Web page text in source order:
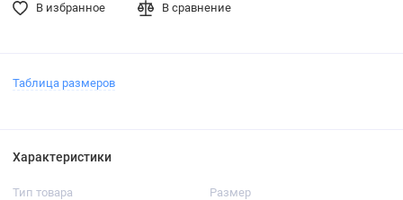
В избранное В сравнение
Таблица размеров
Характеристики
Тип товара Размер